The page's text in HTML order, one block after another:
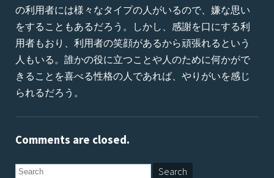
の利用者には様々なタイプの人がいるので、嫌な思い
をすることもあるだろう。しかし、感謝を口にする利
用者もおり、利用者の笑顔があるから頑張れるという
人もいる。誰かの役に立つことや人のために何かがで
きることを喜べる性格の人であれば、やりがいを感じ
られるだろう。
Comments are closed.